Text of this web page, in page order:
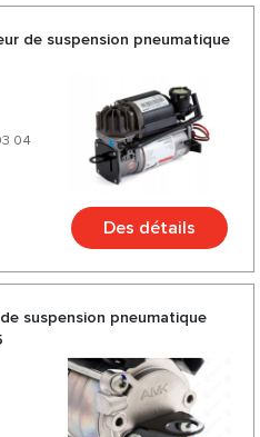
de suspension pneumatique
04
Des détails
suspension pneumatique